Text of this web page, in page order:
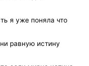
я уже поняла что
равную истину